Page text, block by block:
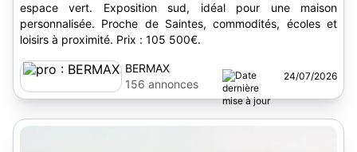
espace vert. Exposition sud, idéal pour une maison
personnalisée. Proche de Saintes, commodités, écoles et
loisirs à proximité. Prix : 105 500€.
BERMAX
156 annonces
24/07/2026